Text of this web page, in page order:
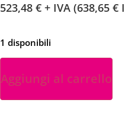
523,48 € + IVA (638,65 €
1 disponibili
Aggiungi al carrello